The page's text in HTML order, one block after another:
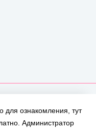
для ознакомления, тут
Администратор